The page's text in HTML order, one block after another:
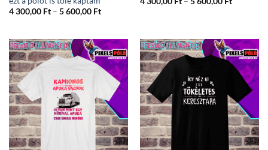
4 300,00 Ft – 5 600,00 FtÁrtartomány:
5
600,00 Ft
600,00 Ft